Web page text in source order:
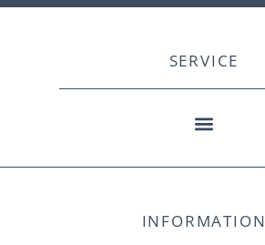
SERVICE
INFORMATION